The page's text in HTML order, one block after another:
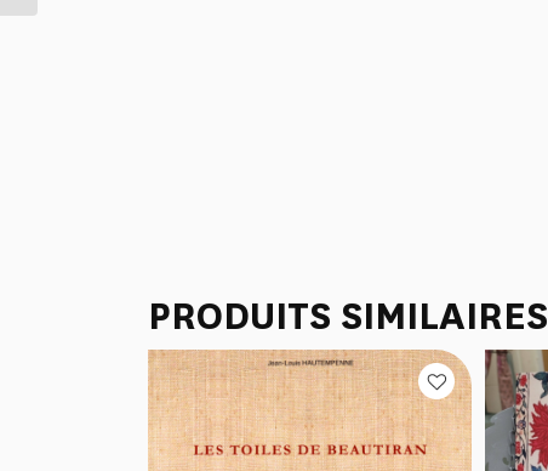
PRODUITS SIMILAIRES